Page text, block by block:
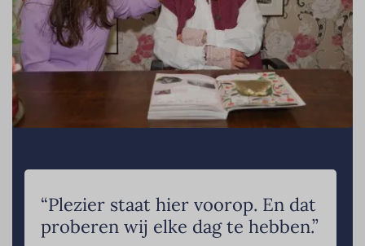
“Plezier staat hier voorop. En dat
proberen wij elke dag te hebben.”